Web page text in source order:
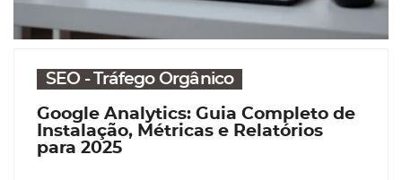
SEO - Tráfego Orgânico
Google Analytics: Guia Completo de
Instalação, Métricas e Relatórios
para 2025